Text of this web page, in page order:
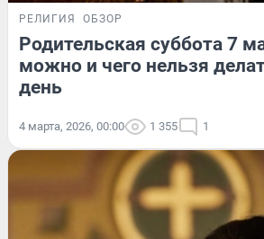
РЕЛИГИЯ ОБЗОР
Родительская суббота 7
можно и чего нельзя
день
4 марта, 2026, 00:00 1 355 1